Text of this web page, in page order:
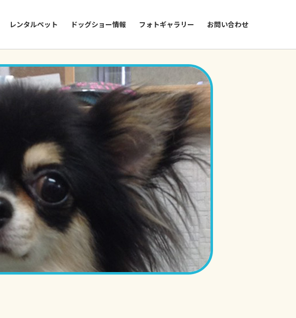
レンタルペット ドッグショー情報 フォトギャラリー お問い合わせ